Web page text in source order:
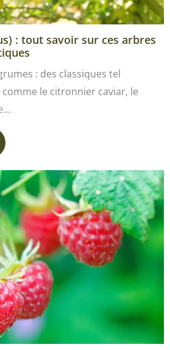
: tout savoir sur ces arbres
: des classiques tel
le citronnier caviar, le